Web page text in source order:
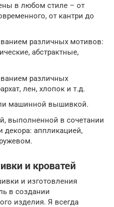
в любом стиле – от
от кантри до
различных мотивов:
абстрактные,
различных
лен, хлопок и т.д.
машинной вышивкой.
выполненной в сочетании
декора: аппликацией,
и кроватей
и изготовления
в создании
изделия. Я всегда